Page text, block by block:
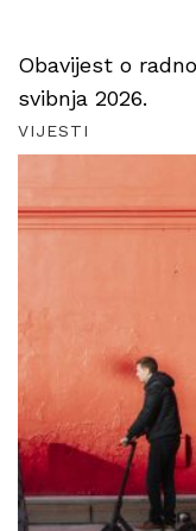
Obavijest o
svibnja 2026.
VIJESTI